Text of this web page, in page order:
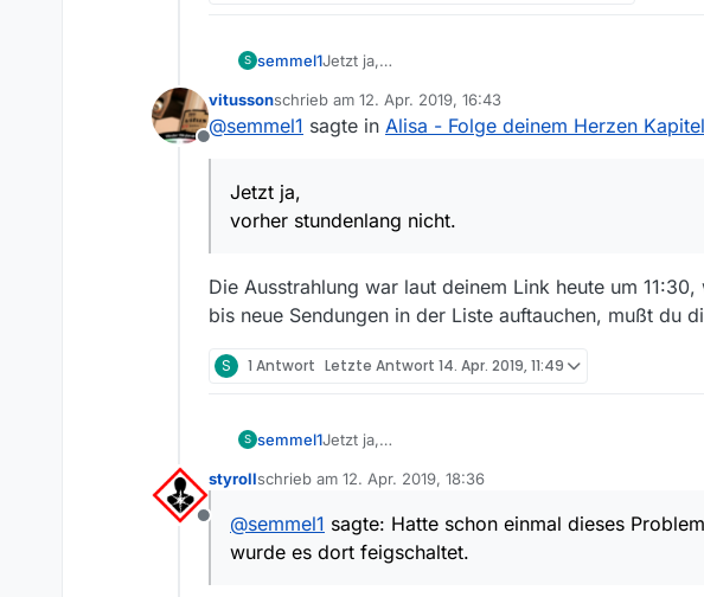
S semmel1Jetzt ja,
Hatte schon einmal dieses Problem bei SRF.
Danke
Offline
vitussonschrieb am 12. Apr. 2019, 16:43
zuletzt editiert von
@semmel1 sagte in Alisa - Folge deinem Herzen
Jetzt ja,
vorher stundenlang nicht.
Die Ausstrahlung war laut deinem Link heute um
bis neue Sendungen in der Liste auftauchen, mußt du
S 1 Antwort Letzte Antwort 14. Apr. 2019, 11:49
S semmel1Jetzt ja,
Hatte schon einmal dieses Problem bei SRF.
Offline
styrollschrieb am 12. Apr. 2019, 18:36
zuletzt editiert von
@semmel1 sagte: Hatte schon einmal dieses
wurde es dort feigschaltet.